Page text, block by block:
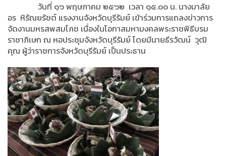
วันที่ ๑๖ พฤษภาคม ๒๕๖๒ เวลา ๑๕.๐๐ น. นางมาลัย
อร หิรัณยรัชต์ แรงงานจังหวัดบุรีรัมย์ เข้าร่วมการแถลงข่าวการ
จัดงานมหรสพสมโภช เนื่องในโอกาสมหามงคลพระราชพิธีบรม
ราชาภิเษก ณ หอประชุมจังหวัดบุรีรัมย์ โดยมีนายธีรวัฒน์ วุฒิ
คุณ ผู้ว่าราชการจังหวัดบุรีรัมย์ เป็นประธาน